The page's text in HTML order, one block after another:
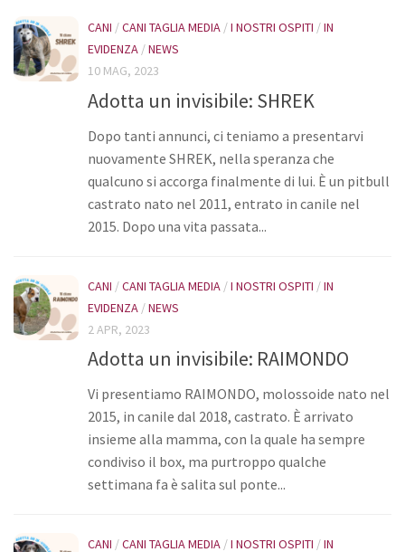
CANI /CANI TAGLIA MEDIA /I NOSTRI OSPITI /IN
EVIDENZA /NEWS
10 MAG, 2023
Adotta un invisibile: SHREK
Dopo tanti annunci, ci teniamo a presentarvi
nuovamente SHREK, nella speranza che
qualcuno si accorga finalmente di lui. È un pitbull
castrato nato nel 2011, entrato in canile nel
2015. Dopo una vita passata...
CANI /CANI TAGLIA MEDIA /I NOSTRI OSPITI /IN
EVIDENZA /NEWS
2 APR, 2023
Adotta un invisibile: RAIMONDO
Vi presentiamo RAIMONDO, molossoide nato nel
2015, in canile dal 2018, castrato. È arrivato
insieme alla mamma, con la quale ha sempre
condiviso il box, ma purtroppo qualche
settimana fa è salita sul ponte...
CANI /CANI TAGLIA MEDIA /I NOSTRI OSPITI /IN